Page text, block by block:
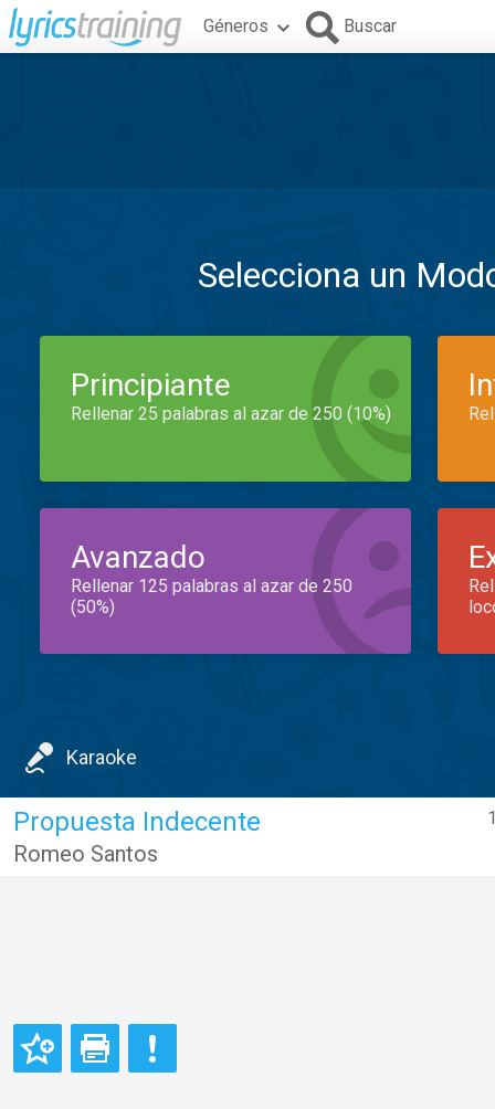
Géneros Buscar
Selecciona un
Principiante
Rellenar 25 palabras al azar de 250 (10%)
Avanzado
Rellenar 125 palabras al azar de 250
(50%)
Karaoke
Propuesta Indecente
Romeo Santos